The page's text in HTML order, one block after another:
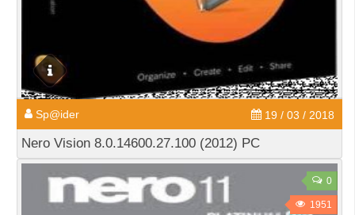
Sp@ider 19 / 03 / 2018
Nero Vision 8.0.14600.27.100 (2012) PC
0
1951